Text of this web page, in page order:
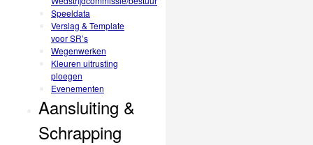
Speeldata
Verslag & Template
voor SR’s
Wegenwerken
Kleuren uitrusting
ploegen
Evenementen
Aansluiting &
Schrapping